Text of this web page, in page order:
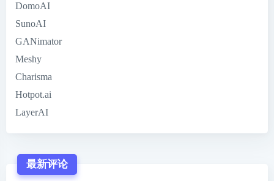
DomoAI
SunoAI
GANimator
Meshy
Charisma
Hotpot.ai
LayerAI
最新评论